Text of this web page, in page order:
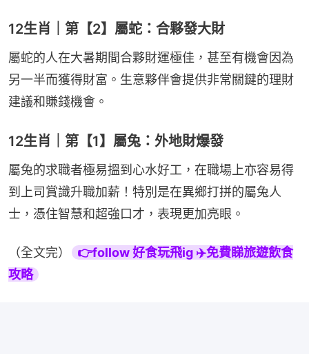
12生肖｜第【2】屬蛇：合夥發大財
屬蛇的人在大暑期間合夥財運極佳，甚至有機會因為
另一半而獲得財富。生意夥伴會提供非常關鍵的理財
建議和賺錢機會。
12生肖｜第【1】屬兔：外地財爆發
屬兔的求職者極易搵到心水好工，在職場上亦容易得
到上司賞識升職加薪！特別是在異鄉打拼的屬兔人
士，憑住智慧和超強口才，表現更加亮眼。
（全文完）
👉follow 好食玩飛ig ✈️免費睇旅遊飲食
攻略